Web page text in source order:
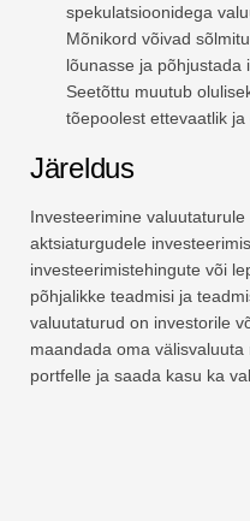
spekulatsioonidega
Mõnikord võivad
lõunasse ja põhjustada
Seetõttu muutub
tõepoolest ettevaatlik ja
Järeldus
Investeerimine
aktsiaturgudele
investeerimistehingute või
põhjalikke teadmisi ja
valuutaturud on investorile
maandada oma
portfelle ja saada kasu ka